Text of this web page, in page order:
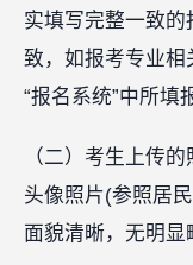
实填写完整一致
致，如报考专业
“报名系统”中所填
（二）考生上传
头像照片(参照居
面貌清晰，无明显